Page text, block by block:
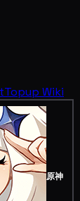
Wiki
原神